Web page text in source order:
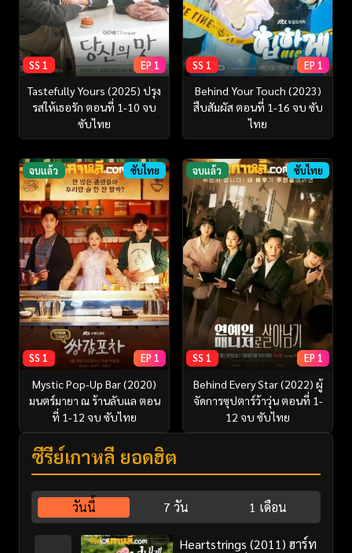
SS 1 EP 1
Tastefully Yours (2025) ปรุง
รสให้เธอรัก ตอนที่ 1-10 จบ
ซับไทย
SS 1 EP 1
Behind Your Touch (2023)
สืบสัมผัส ตอนที่ 1-16 จบ ซับ
ไทย
จบแล้ว ซับไทย
SS 1 EP 1
Mystic Pop-Up Bar (2020)
มนตร์มายา ณ ร้านลับแล ตอน
ที่ 1-12 จบ ซับไทย
จบแล้ว ซับไทย
SS 1 EP 1
Behind Every Star (2022) ผู้
จัดการซุปตาร์ว้าวุ่น ตอนที่ 1-
12 จบ ซับไทย
ซีรี่ย์เกาหลี ยอดฮิต
วันนี้ 7 วัน 1 เดือน
Heartstrings (2011) ฮาร์ท